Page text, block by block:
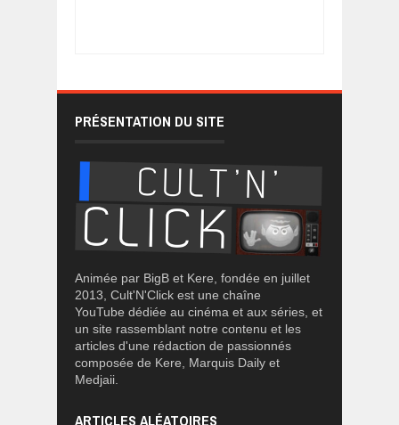
PRÉSENTATION DU SITE
Animée par BigB et Kere, fondée en juillet
2013, Cult'N'Click est une chaîne
YouTube dédiée au cinéma et aux séries, et
un site rassemblant notre contenu et les
articles d'une rédaction de passionnés
composée de Kere, Marquis Daily et
Medjaii.
ARTICLES ALÉATOIRES